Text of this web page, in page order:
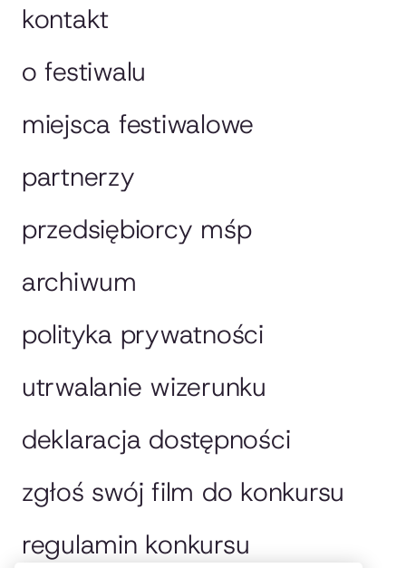
kontakt
o festiwalu
miejsca festiwalowe
partnerzy
przedsiębiorcy mśp
archiwum
polityka prywatności
utrwalanie wizerunku
deklaracja dostępności
zgłoś swój film do konkursu
regulamin konkursu